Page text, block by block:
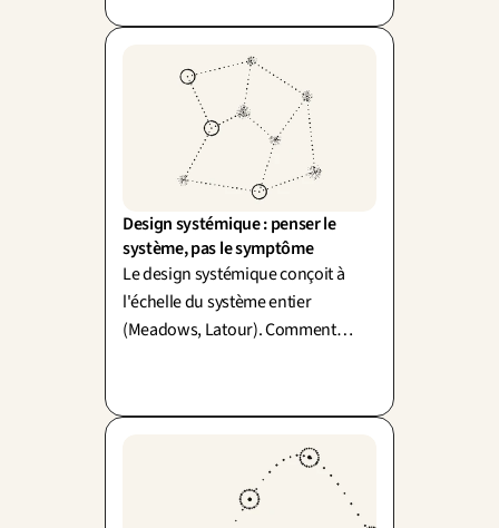
Design systémique : penser le
système, pas le symptôme
Le design systémique conçoit à
l'échelle du système entier
(Meadows, Latour). Comment